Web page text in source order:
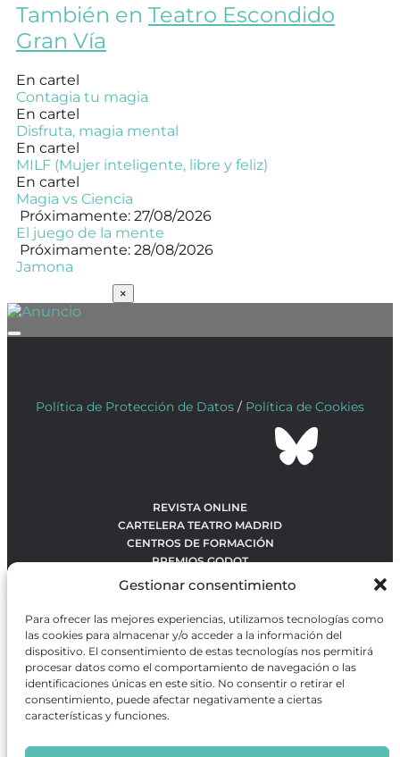
Gestionar consentimiento
Para ofrecer las mejores experiencias, utilizamos tecnologías como
las cookies para almacenar y/o acceder a la información del
dispositivo. El consentimiento de estas tecnologías nos permitirá
procesar datos como el comportamiento de navegación o las
identificaciones únicas en este sitio. No consentir o retirar el
consentimiento, puede afectar negativamente a ciertas
características y funciones.
También en Teatro Escondido
Gran Vía
En cartel
Contagia tu magia
En cartel
Disfruta, magia mental
En cartel
MILF (Mujer inteligente, libre y feliz)
En cartel
Magia vs Ciencia
Próximamente: 27/08/2026
El juego de la mente
Próximamente: 28/08/2026
Jamona
×
Política de Protección de Datos / Política de Cookies
REVISTA ONLINE
CARTELERA TEATRO MADRID
CENTROS DE FORMACIÓN
PREMIOS GODOT
CONTACTO
OBRAS MÁS VOTADAS
RANKING MEJORES OBRAS
BÚSQUEDA AVANZADA DE OBRAS